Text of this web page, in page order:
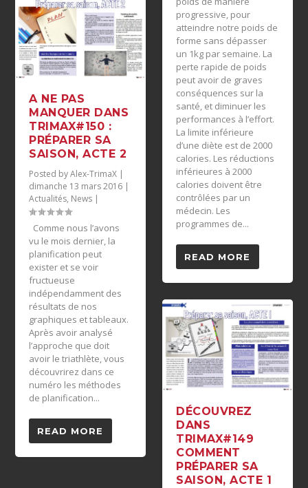
A NE PAS
MANQUER DANS
TRIMAX#150 :
PRÉPARER SA
SAISON, ACTE 2
Posted byAlex-TrimaX |
dimanche 13 mars 2016 |
Actualités, News |
Comme nous l’avons
vu le mois dernier, la
planification peut
exister et se voir
fructueuse
indépendamment des
résultats de nos
graphiques et tableaux.
Après avoir analysé
l’approche que doit
avoir le triathlète, vous
découvrirez dans ce
numéro les méthodes
de planification...
READ MORE
progressive, pour
atteindre notre poids de
forme sans dépasser
un 1kg par semaine. La
perte rapide de poids
peut avoir de graves
conséquences sur la
santé, et diminuer les
performances à l’effort.
La limite inférieure
d’une diète est de 2000
calories. Les réductions
inférieures à 2000
calories doivent être
contrôlées par un
médecin. Les
programmes de...
READ MORE
DÉCOUVREZ
DANS
TRIMAX#149
COMMENT
PRÉPARER SA
SAISON, ACTE 1